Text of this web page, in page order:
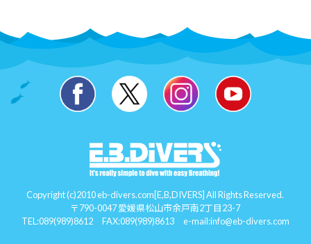
Copyright (c)2010 eb-divers.com[E,B,DIVERS] All Rights Reserved.
〒790-0047 愛媛県松山市余戸南2丁目23-7
TEL:089(989)8612FAX:089(989)8613 e-mail:info@eb-divers.com